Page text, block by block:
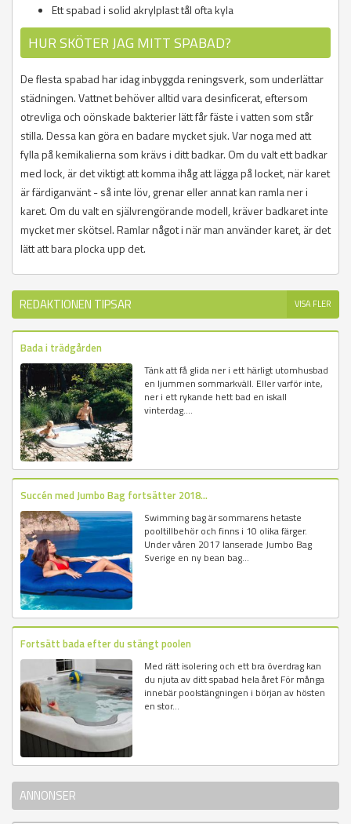
Ett spabad i solid akrylplast tål ofta kyla
HUR SKÖTER JAG MITT SPABAD?
De flesta spabad har idag inbyggda reningsverk, som underlättar
städningen. Vattnet behöver alltid vara desinficerat, eftersom
otrevliga och oönskade bakterier lätt får fäste i vatten som står
stilla. Dessa kan göra en badare mycket sjuk. Var noga med att
fylla på kemikalierna som krävs i ditt badkar. Om du valt ett badkar
med lock, är det viktigt att komma ihåg att lägga på locket, när karet
är färdiganvänt - så inte löv, grenar eller annat kan ramla ner i
karet. Om du valt en självrengörande modell, kräver badkaret inte
mycket mer skötsel. Ramlar något i när man använder karet, är det
lätt att bara plocka upp det.
REDAKTIONEN TIPSAR VISA FLER
Bada i trädgården
Tänk att få glida ner i ett härligt utomhusbad
en ljummen sommarkväll. Eller varför inte,
ner i ett rykande hett bad en iskall
vinterdag....
Succén med Jumbo Bag fortsätter 2018...
Swimming bag är sommarens hetaste
pooltillbehör och finns i 10 olika färger.
Under våren 2017 lanserade Jumbo Bag
Sverige en ny bean bag...
Fortsätt bada efter du stängt poolen
Med rätt isolering och ett bra överdrag kan
du njuta av ditt spabad hela året För många
innebär poolstängningen i början av hösten
en stor...
ANNONSER